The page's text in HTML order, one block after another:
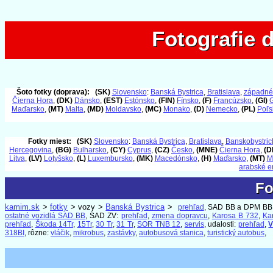
Fotografie
Fotografie
Šoto fotky (doprava): (SK) Slovensko: Banská Bystrica, Bratislava,
Čierna Hora, (DK) Dánsko, (EST) Estónsko, (FIN) Fínsko, (F) Francúzsko, (GI)
Maďarsko, (MT) Malta, (MD) Moldavsko, (MC) Monako, (D) Nemecko, (PL)
Fotky miest: (SK) Slovensko: Banská Bystrica, Bratislava,
Hercegovina, (BG) Bulharsko, (CY) Cyprus, (CZ) Česko, (MNE) Čierna Hora,
Litva, (LV) Lotyšsko, (L) Luxembursko, (MK) Macedónsko, (H) Maďarsko, (MT)
arabské
kamim.sk >fotky > vozy > Banská Bystrica> prehľad , SAD BB a DPM
ostatné vozidlá SAD BB, SAD ZV: prehľad , zmena dopravcu, Karosa B 732,
prehľad , Škoda 14Tr, 15Tr,30 Tr,31 Tr,SOR TNB 12, servis, udalosti: prehľad ,
318BI , rôzne: vláčik, mikrobus, zastávky, autobusová stanica, turistický autobus,